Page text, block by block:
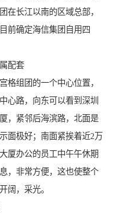
在长江以南的区域总部，
前确定海信集团自用四
配套
格组团的一个中心位置，
心路，向东可以看到深圳
，紧邻后海滨路，北面是
面极好；南面紧挨着近2万
厦办公的员工中午午休期
，非常方便，这也使整个
阔，采光。